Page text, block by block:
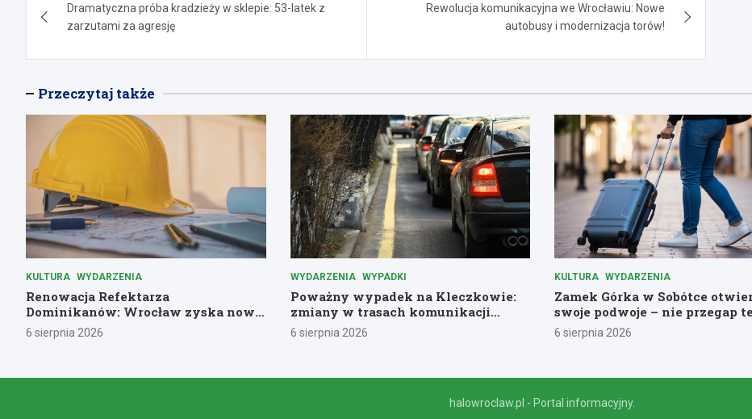
wpisu
Dramatyczna próba kradzieży w sklepie: 53-latek z
zarzutami za agresję
Rewolucja komunikacyjna we Wrocławiu: Nowe
autobusy i modernizacja torów!
Przeczytaj także
KULTURA WYDARZENIA
Renowacja Refektarza
Dominikanów: Wrocław zyska nową
kulturalną perłę!
6 sierpnia 2026
WYDARZENIA WYPADKI
Poważny wypadek na Kleczkowie:
zmiany w trasach komunikacji
miejskiej
6 sierpnia 2026
KULTURA WYDARZENIA
Zamek Górka w Sobótce
swoje podwoje – nie przegap
historycznej przygody!
6 sierpnia 2026
halowroclaw.pl - Portal informacyjny.